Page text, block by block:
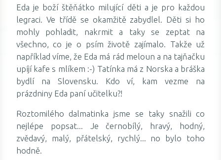
Eda je boží štěňátko milující děti a je pro každou
legraci. Ve třídě se okamžitě zabydlel. Děti si ho
mohly pohladit, nakrmit a taky se zeptat na
všechno, co je o psím životě zajímalo. Takže už
například víme, že Eda má rád meloun a na tajňačku
upíjí kafe s mlíkem :-) Tatínka má z Norska a bráška
bydlí na Slovensku. Kdo ví, kam vezme na
prázdniny Eda paní učitelku?!
Roztomilého dalmatinka jsme se taky snažili co
nejlépe popsat... Je černobílý, hravý, hodný,
zvědavý, malý, přátelský, rychlý... no bylo toho
hodně.